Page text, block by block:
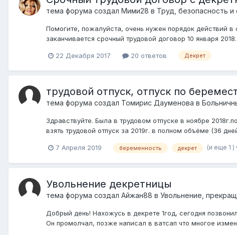
тема форума создал Мими28 в Труд, безопасность и
Помогите, пожалуйста, очень нужен порядок действий в
заканчивается срочный трудовой договор 10 января
22 Декабря 2017 20 ответов Декрет
трудовой отпуск, отпуск по
тема форума создал Томирис Дауменова в
Здравствуйте. Была в трудовом отпуске в ноябре
взять трудовой отпуск за 2019г. в полном объёме (36
7 Апреля 2019 беременность декрет (и еще 1 )
Увольнение декретницы
тема форума создал Айжан88 в Увольнение,
Добрый день! Нахожусь в декрете 1год, сегодня
Он промолчал, позже написал в ватсап что многое